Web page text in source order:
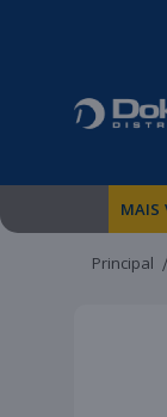
MAIS
Principal